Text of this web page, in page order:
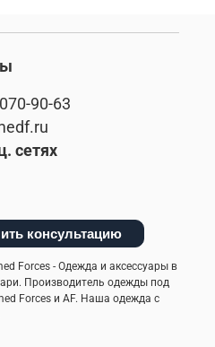
90-63
сетях
консультацию
Forces - Одежда и аксессуары в
Производитель одежды под
Forces и AF. Наша одежда с